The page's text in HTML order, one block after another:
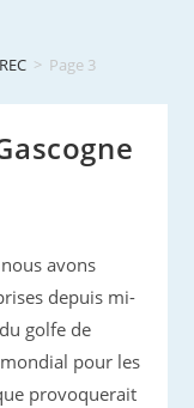
> Page 3
avons
depuis mi-
golfe de
pour les
provoquerait